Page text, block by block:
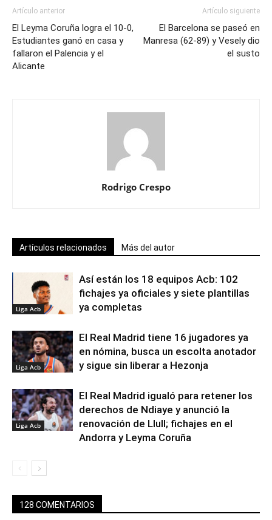
Artículo anterior
El Leyma Coruña logra el 10-0,
Estudiantes ganó en casa y
fallaron el Palencia y el
Alicante
Artículo siguiente
El Barcelona se paseó en
Manresa (62-89) y Vesely dio
el susto
Rodrigo Crespo
Artículos relacionados Más del autor
Liga Acb
Así están los 18 equipos Acb: 102
fichajes ya oficiales y siete plantillas
ya completas
Liga Acb
El Real Madrid tiene 16 jugadores ya
en nómina, busca un escolta anotador
y sigue sin liberar a Hezonja
Liga Acb
El Real Madrid igualó para retener los
derechos de Ndiaye y anunció la
renovación de Llull; fichajes en el
Andorra y Leyma Coruña
128 COMENTARIOS